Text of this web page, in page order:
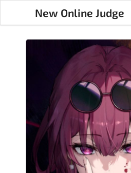
New Online Judge